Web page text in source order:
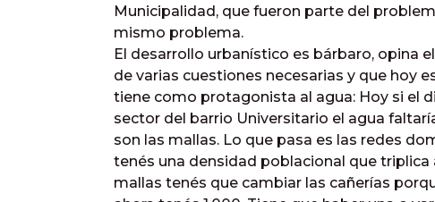
Municipalidad, que fueron parte del
mismo problema.
El desarrollo urbanístico es bárbaro, opina
de varias cuestiones necesarias y que hoy
tiene como protagonista al agua: Hoy si el
sector del barrio Universitario el agua
son las mallas. Lo que pasa es las redes
tenés una densidad poblacional que
mallas tenés que cambiar las cañerías